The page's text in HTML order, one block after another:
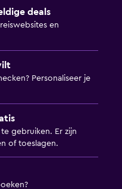
deals
en
Personaliseer je
gebruiken. Er zijn
of toeslagen.